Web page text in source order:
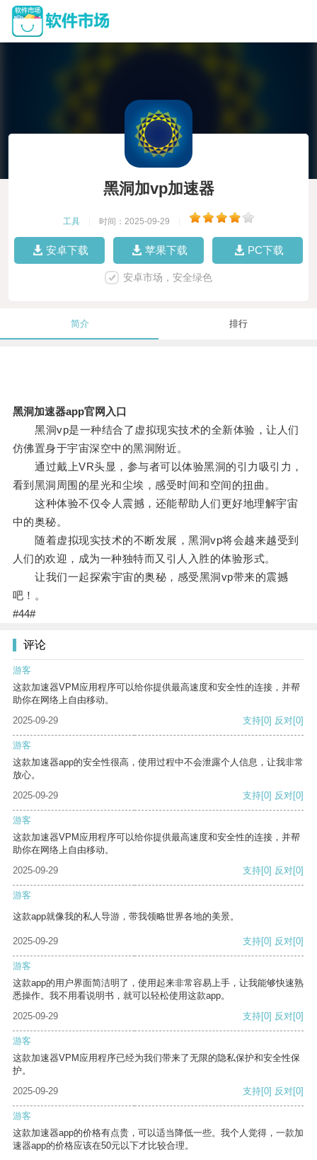
黑洞加vp加速器
工具 时间：2025-09-29
安卓下载 苹果下载 PC下载
安卓市场，安全绿色
简介 排行
黑洞加速器app官网入口
黑洞vp是一种结合了虚拟现实技术的全新体验，让人们
仿佛置身于宇宙深空中的黑洞附近。
通过戴上VR头显，参与者可以体验黑洞的引力吸引力，
看到黑洞周围的星光和尘埃，感受时间和空间的扭曲。
这种体验不仅令人震撼，还能帮助人们更好地理解宇宙
中的奥秘。
随着虚拟现实技术的不断发展，黑洞vp将会越来越受到
人们的欢迎，成为一种独特而又引人入胜的体验形式。
让我们一起探索宇宙的奥秘，感受黑洞vp带来的震撼
吧！。
#44#
评论
游客
这款加速器VPM应用程序可以给你提供最高速度和安全性的连接，并帮
助你在网络上自由移动。
2025-09-29
支持[0] 反对[0]
游客
这款加速器app的安全性很高，使用过程中不会泄露个人信息，让我非常
放心。
2025-09-29
支持[0] 反对[0]
游客
这款加速器VPM应用程序可以给你提供最高速度和安全性的连接，并帮
助你在网络上自由移动。
2025-09-29
支持[0] 反对[0]
游客
这款app就像我的私人导游，带我领略世界各地的美景。
2025-09-29 支持[0] 反对[0]
游客
这款app的用户界面简洁明了，使用起来非常容易上手，让我能够快速熟
悉操作。我不用看说明书，就可以轻松使用这款app。
2025-09-29
支持[0] 反对[0]
游客
这款加速器VPM应用程序已经为我们带来了无限的隐私保护和安全性保
护。
2025-09-29
支持[0] 反对[0]
游客
这款加速器app的价格有点贵，可以适当降低一些。我个人觉得，一款加
速器app的价格应该在50元以下才比较合理。